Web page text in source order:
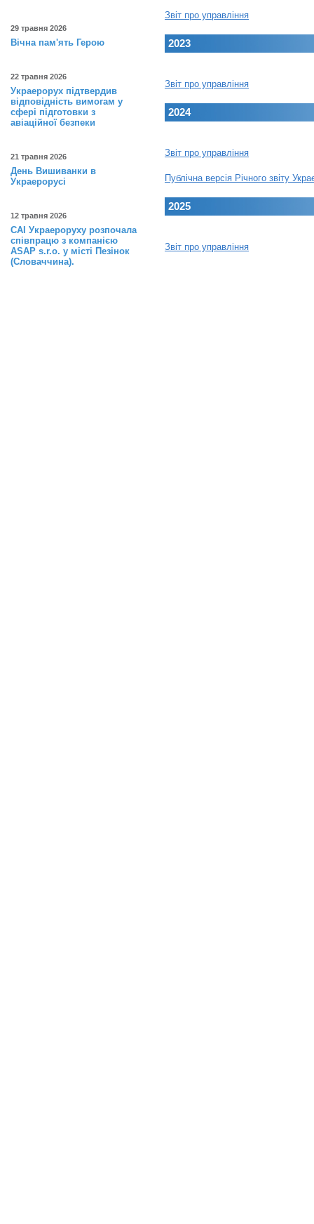
29 травня 2026
Вічна пам'ять Герою
22 травня 2026
Украерорух підтвердив
відповідність вимогам у
сфері підготовки з
авіаційної безпеки
21 травня 2026
День Вишиванки в
Украерорусі
12 травня 2026
САІ Украероруху розпочала
співпрацю з компанією
ASAP s.r.o. у місті Пезінок
(Словаччина).
Звіт про управління
2023
Звіт про управління
2024
Звіт про управління
Публічна версія Річного звіту
2025
Звіт про управління